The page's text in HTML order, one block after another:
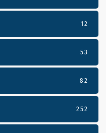
12
53
82
252